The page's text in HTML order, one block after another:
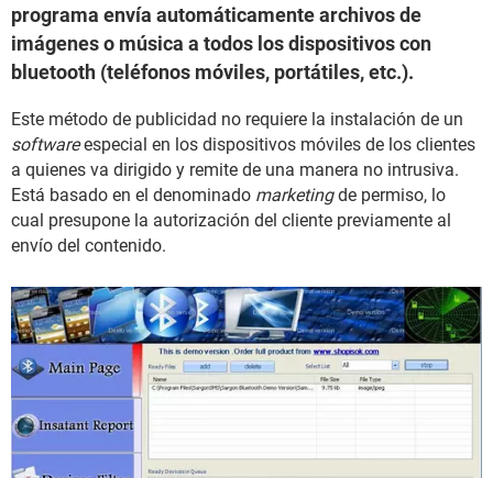
programa envía automáticamente archivos de
imágenes o música a todos los dispositivos con
bluetooth (teléfonos móviles, portátiles, etc.).
Este método de publicidad no requiere la instalación de un
softwareespecial en los dispositivos móviles de los clientes
a quienes va dirigido y remite de una manera no intrusiva.
Está basado en el denominado marketingde permiso, lo
cual presupone la autorización del cliente previamente al
envío del contenido.